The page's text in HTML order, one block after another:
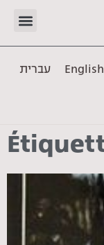
עברית English